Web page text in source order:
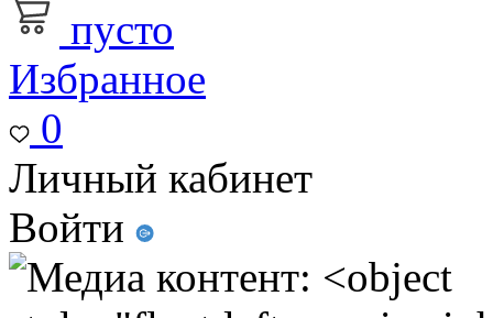
пусто
Избранное
0
Личный кабинет
Войти